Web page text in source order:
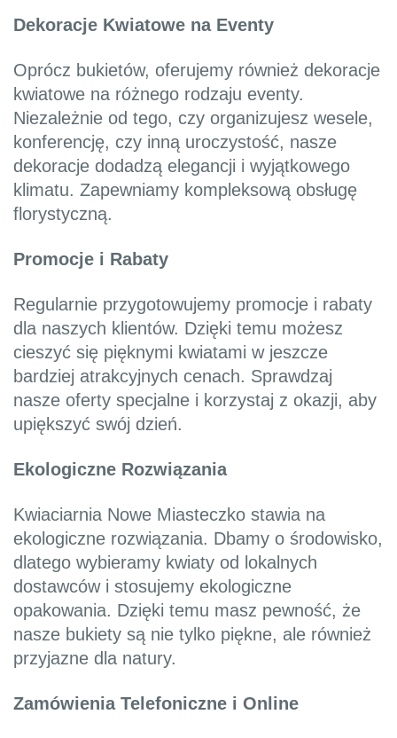
Dekoracje Kwiatowe na Eventy
Oprócz bukietów, oferujemy również dekoracje
kwiatowe na różnego rodzaju eventy.
Niezależnie od tego, czy organizujesz wesele,
konferencję, czy inną uroczystość, nasze
dekoracje dodadzą elegancji i wyjątkowego
klimatu. Zapewniamy kompleksową obsługę
florystyczną.
Promocje i Rabaty
Regularnie przygotowujemy promocje i rabaty
dla naszych klientów. Dzięki temu możesz
cieszyć się pięknymi kwiatami w jeszcze
bardziej atrakcyjnych cenach. Sprawdzaj
nasze oferty specjalne i korzystaj z okazji, aby
upiększyć swój dzień.
Ekologiczne Rozwiązania
Kwiaciarnia Nowe Miasteczko stawia na
ekologiczne rozwiązania. Dbamy o środowisko,
dlatego wybieramy kwiaty od lokalnych
dostawców i stosujemy ekologiczne
opakowania. Dzięki temu masz pewność, że
nasze bukiety są nie tylko piękne, ale również
przyjazne dla natury.
Zamówienia Telefoniczne i Online